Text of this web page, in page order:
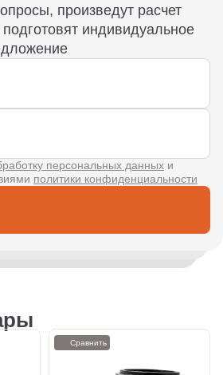
произведут расчет
подготовят индивидуальное
персональных данных и
политики конфиденциальности
Сравнить